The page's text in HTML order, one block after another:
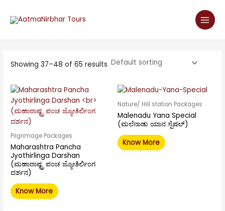
content
Main
Showing 37–48 of 65 results
Pilgrimage Packages
Maharashtra Pancha
Jyothirlinga Darshan
(ಮಹಾರಾಷ್ಟ್ರ ಪಂಚ ಜ್ಯೋತಿರ್ಲಿಂಗ
ದರ್ಶನ)
Know More
Nature/ Hill station Packages
Malenadu Yana Special
(ಮಲೆನಾಡು ಯಾನ ಸ್ಪೆಷಲ್)
Know More